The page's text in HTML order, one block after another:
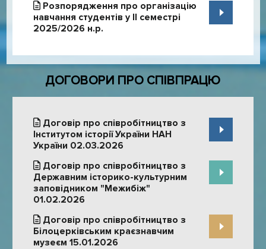
Розпорядження про організацію
навчання студентів у ІІ семестрі
2025/2026 н.р.
ДОГОВОРИ ПРО СПІВПРАЦЮ
Договір про співробітництво з
Інститутом історії України НАН
України 02.03.2026
Договір про співробітництво з
Державним історико-культурним
заповідником "Межибіж"
01.02.2026
Договір про співробітництво з
Білоцерківським краєзнавчим
музеєм 15.01.2026